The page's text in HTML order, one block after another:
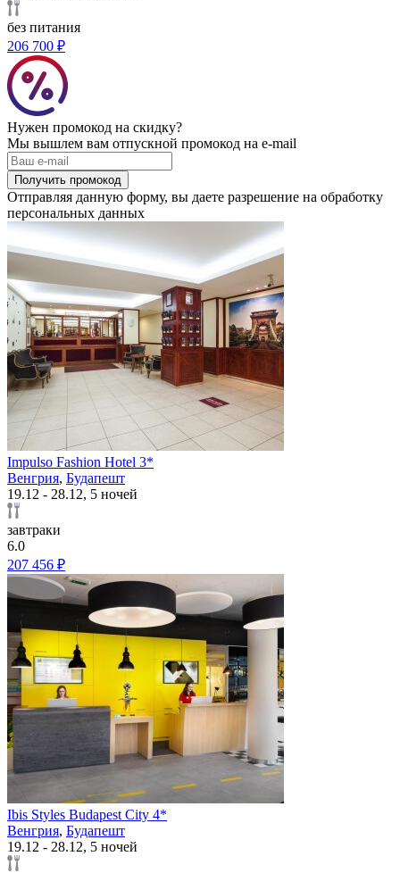
без питания
206 700 ₽
Нужен промокод на скидку?
Мы вышлем вам отпускной промокод на e-mail
Получить промокод
Отправляя данную форму, вы даете разрешение на обработку
персональных данных
Impulso Fashion Hotel 3*
Венгрия, Будапешт
19.12 - 28.12, 5 ночей
завтраки
6.0
207 456 ₽
Ibis Styles Budapest City 4*
Венгрия, Будапешт
19.12 - 28.12, 5 ночей